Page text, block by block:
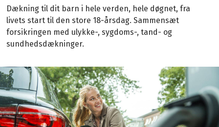
Dækning til dit barn i hele verden, hele døgnet, fra
livets start til den store 18-årsdag. Sammensæt
forsikringen med ulykke-, sygdoms-, tand- og
sundhedsdækninger.